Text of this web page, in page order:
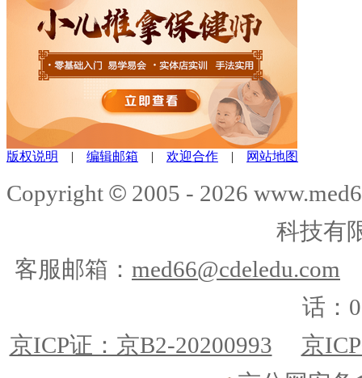
版权说明 | 编辑邮箱 | 欢迎合作 | 网站地图
Copyright © 2005 - 2026
科技有
客服邮箱： med66@cdeledu.com
话：
京ICP证：京B2-20200993
京